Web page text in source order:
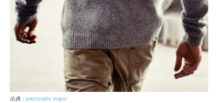
出典： pectoralis major